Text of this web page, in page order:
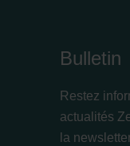
Bulletin
Restez
actualités
la